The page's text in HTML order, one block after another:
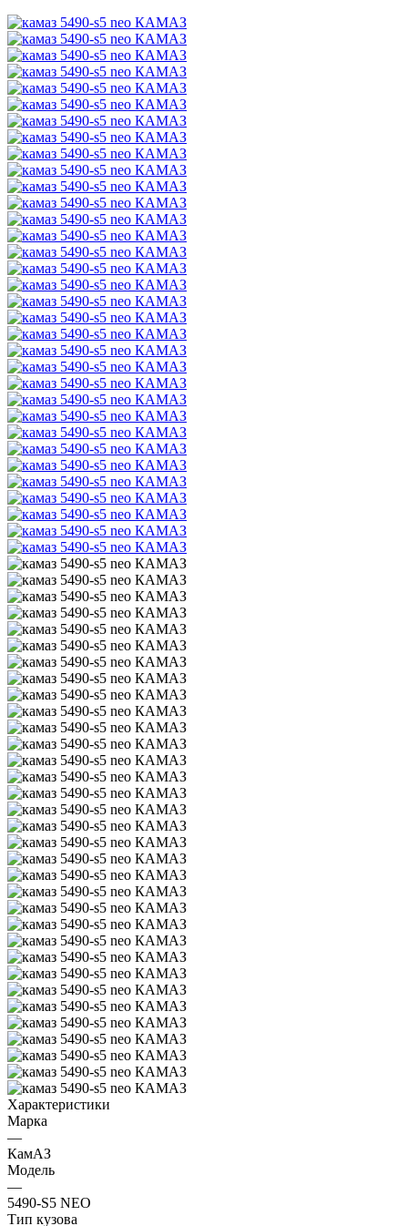
Характеристики
Марка
—
КамАЗ
Модель
—
5490-S5 NEO
Тип кузова